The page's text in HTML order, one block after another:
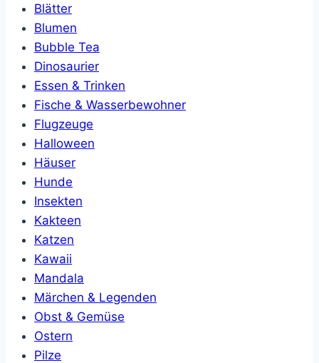
Blätter
Blumen
Bubble Tea
Dinosaurier
Essen & Trinken
Fische & Wasserbewohner
Flugzeuge
Halloween
Häuser
Hunde
Insekten
Kakteen
Katzen
Kawaii
Mandala
Märchen & Legenden
Obst & Gemüse
Ostern
Pilze